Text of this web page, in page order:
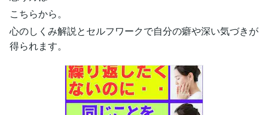
こちらから。
心のしくみ解説とセルフワークで自分の癖や深い気づきが
得られます。